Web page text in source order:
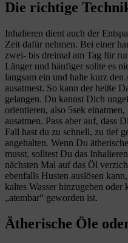
Die richtige
Inhalieren dient auch der
Zeit dafür nehmen. Bei einer
zwei- bis dreimal am Tag für
Länger und häufiger sollte es
langsam ein und halte kurz
ausatmest. So kann der heiße
gelangen. Du kannst Dich
orientieren, also 5sek
ausatmen. Pass aber auf, dass
Fall hast du zu schnell, zu tief
angehalten. Wenn Du
musst, solltest Du das
nächsten Mal auf das Öl
ebenfalls Husten auslösen
kaltes Wasser hinzugeben
„atembar“ geworden ist.
Ätherische Öle